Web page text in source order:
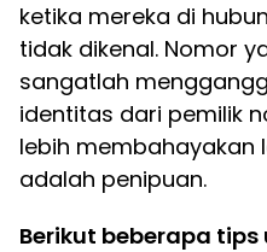
ketika mereka di
tidak dikenal. Nomor
sangatlah
identitas dari pemilik
lebih membahayakan
adalah penipuan.
Berikut beberapa